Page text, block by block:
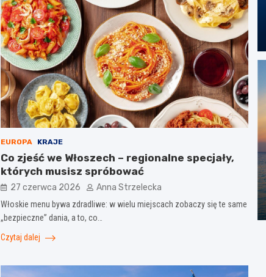
EUROPA KRAJE
Co zjeść we Włoszech – regionalne specjały,
których musisz spróbować
27 czerwca 2026 Anna Strzelecka
Włoskie menu bywa zdradliwe: w wielu miejscach zobaczy się te same
„bezpieczne” dania, a to, co…
Czytaj dalej